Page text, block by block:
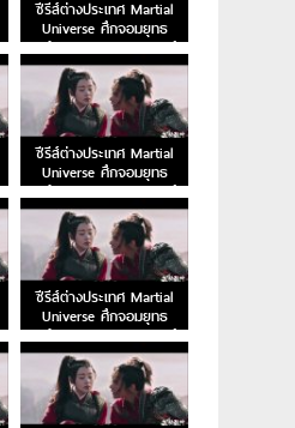
ซีรีส์ต่างประเทศ Martial
Universe ศึกจอมยุทธ
สะท้านพิภพ EP.59 พากย์
ไทย
ซีรีส์ต่างประเทศ Martial
Universe ศึกจอมยุทธ
สะท้านพิภพ EP.57 พากย์
ไทย
ซีรีส์ต่างประเทศ Martial
Universe ศึกจอมยุทธ
สะท้านพิภพ EP.55 พากย์
ไทย